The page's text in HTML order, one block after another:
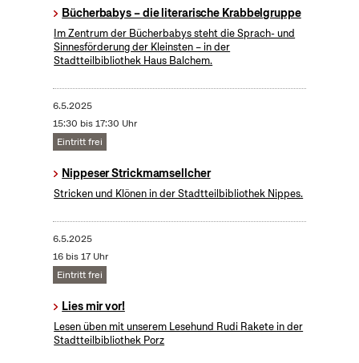
Bücherbabys – die literarische Krabbelgruppe
Im Zentrum der Bücherbabys steht die Sprach- und
Sinnesförderung der Kleinsten – in der
Stadtteilbibliothek Haus Balchem.
6.5.2025
15:30 bis 17:30 Uhr
Eintritt frei
Nippeser Strickmamsellcher
Stricken und Klönen in der Stadtteilbibliothek Nippes.
6.5.2025
16 bis 17 Uhr
Eintritt frei
Lies mir vor!
Lesen üben mit unserem Lesehund Rudi Rakete in der
Stadtteilbibliothek Porz